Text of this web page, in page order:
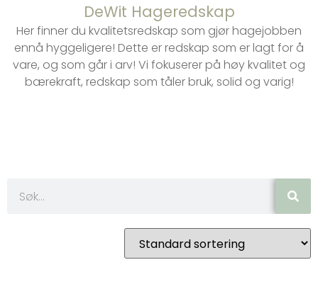
DeWit Hageredskap
Her finner du kvalitetsredskap som gjør hagejobben
ennå hyggeligere! Dette er redskap som er lagt for å
vare, og som går i arv! Vi fokuserer på høy kvalitet og
bærekraft, redskap som tåler bruk, solid og varig!